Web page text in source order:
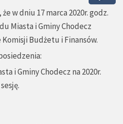
w dniu 17 marca 2020r. godz.
Miasta i Gminy Chodecz
Budżetu i Finansów.
i Gminy Chodecz na 2020r.